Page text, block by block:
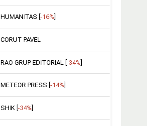
HUMANITAS [ -16%
CORUT PAVEL
RAO GRUP EDITORIAL [-34%]
METEOR PRESS [ -14%
SHIK [ -34%